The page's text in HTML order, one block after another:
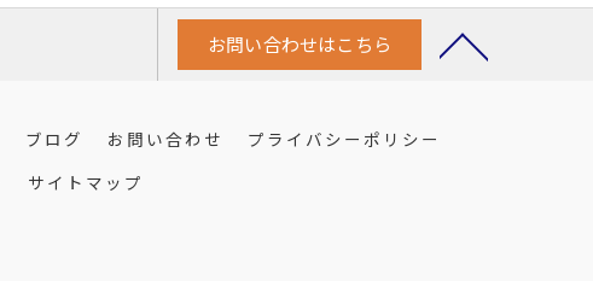
お問い合わせはこちら
ブログ お問い合わせ
プライバシーポリシー
サイトマップ